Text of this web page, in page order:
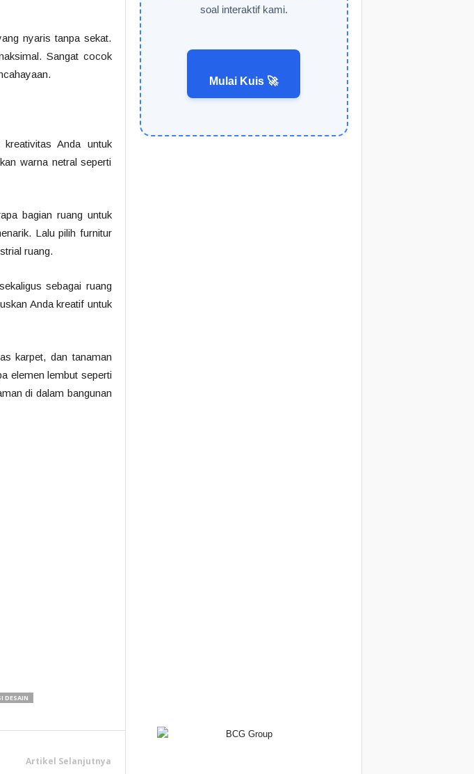
nyaris tanpa sekat.
Sangat cocok
Anda untuk
warna netral seperti
bagian ruang untuk
Lalu pilih furnitur
ruang.
sebagai ruang
Anda kreatif untuk
karpet, dan tanaman
elemen lembut seperti
di dalam bangunan
DESAIN
Artikel Selanjutnya
soal interaktif kami.
Mulai Kuis 🚀